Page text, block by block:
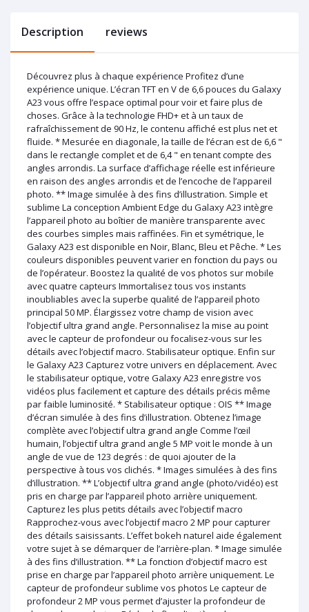
Description reviews
Découvrez plus à chaque expérience Profitez d’une
expérience unique. L’écran TFT en V de 6,6 pouces du Galaxy
A23 vous offre l’espace optimal pour voir et faire plus de
choses. Grâce à la technologie FHD+ et à un taux de
rafraîchissement de 90 Hz, le contenu affiché est plus net et
fluide. * Mesurée en diagonale, la taille de l’écran est de 6,6 "
dans le rectangle complet et de 6,4 " en tenant compte des
angles arrondis. La surface d’affichage réelle est inférieure
en raison des angles arrondis et de l’encoche de l’appareil
photo. ** Image simulée à des fins d’illustration. Simple et
sublime La conception Ambient Edge du Galaxy A23 intègre
l’appareil photo au boîtier de manière transparente avec
des courbes simples mais raffinées. Fin et symétrique, le
Galaxy A23 est disponible en Noir, Blanc, Bleu et Pêche. * Les
couleurs disponibles peuvent varier en fonction du pays ou
de l’opérateur. Boostez la qualité de vos photos sur mobile
avec quatre capteurs Immortalisez tous vos instants
inoubliables avec la superbe qualité de l’appareil photo
principal 50 MP. Élargissez votre champ de vision avec
l’objectif ultra grand angle. Personnalisez la mise au point
avec le capteur de profondeur ou focalisez-vous sur les
détails avec l’objectif macro. Stabilisateur optique. Enfin sur
le Galaxy A23 Capturez votre univers en déplacement. Avec
le stabilisateur optique, votre Galaxy A23 enregistre vos
vidéos plus facilement et capture des détails précis même
par faible luminosité. * Stabilisateur optique : OIS ** Image
d’écran simulée à des fins d’illustration. Obtenez l’image
complète avec l’objectif ultra grand angle Comme l’œil
humain, l’objectif ultra grand angle 5 MP voit le monde à un
angle de vue de 123 degrés : de quoi ajouter de la
perspective à tous vos clichés. * Images simulées à des fins
d’illustration. ** L’objectif ultra grand angle (photo/vidéo) est
pris en charge par l’appareil photo arrière uniquement.
Capturez les plus petits détails avec l’objectif macro
Rapprochez-vous avec l’objectif macro 2 MP pour capturer
des détails saisissants. L’effet bokeh naturel aide également
votre sujet à se démarquer de l’arrière-plan. * Image simulée
à des fins d’illustration. ** La fonction d’objectif macro est
prise en charge par l’appareil photo arrière uniquement. Le
capteur de profondeur sublime vos photos Le capteur de
profondeur 2 MP vous permet d’ajuster la profondeur de